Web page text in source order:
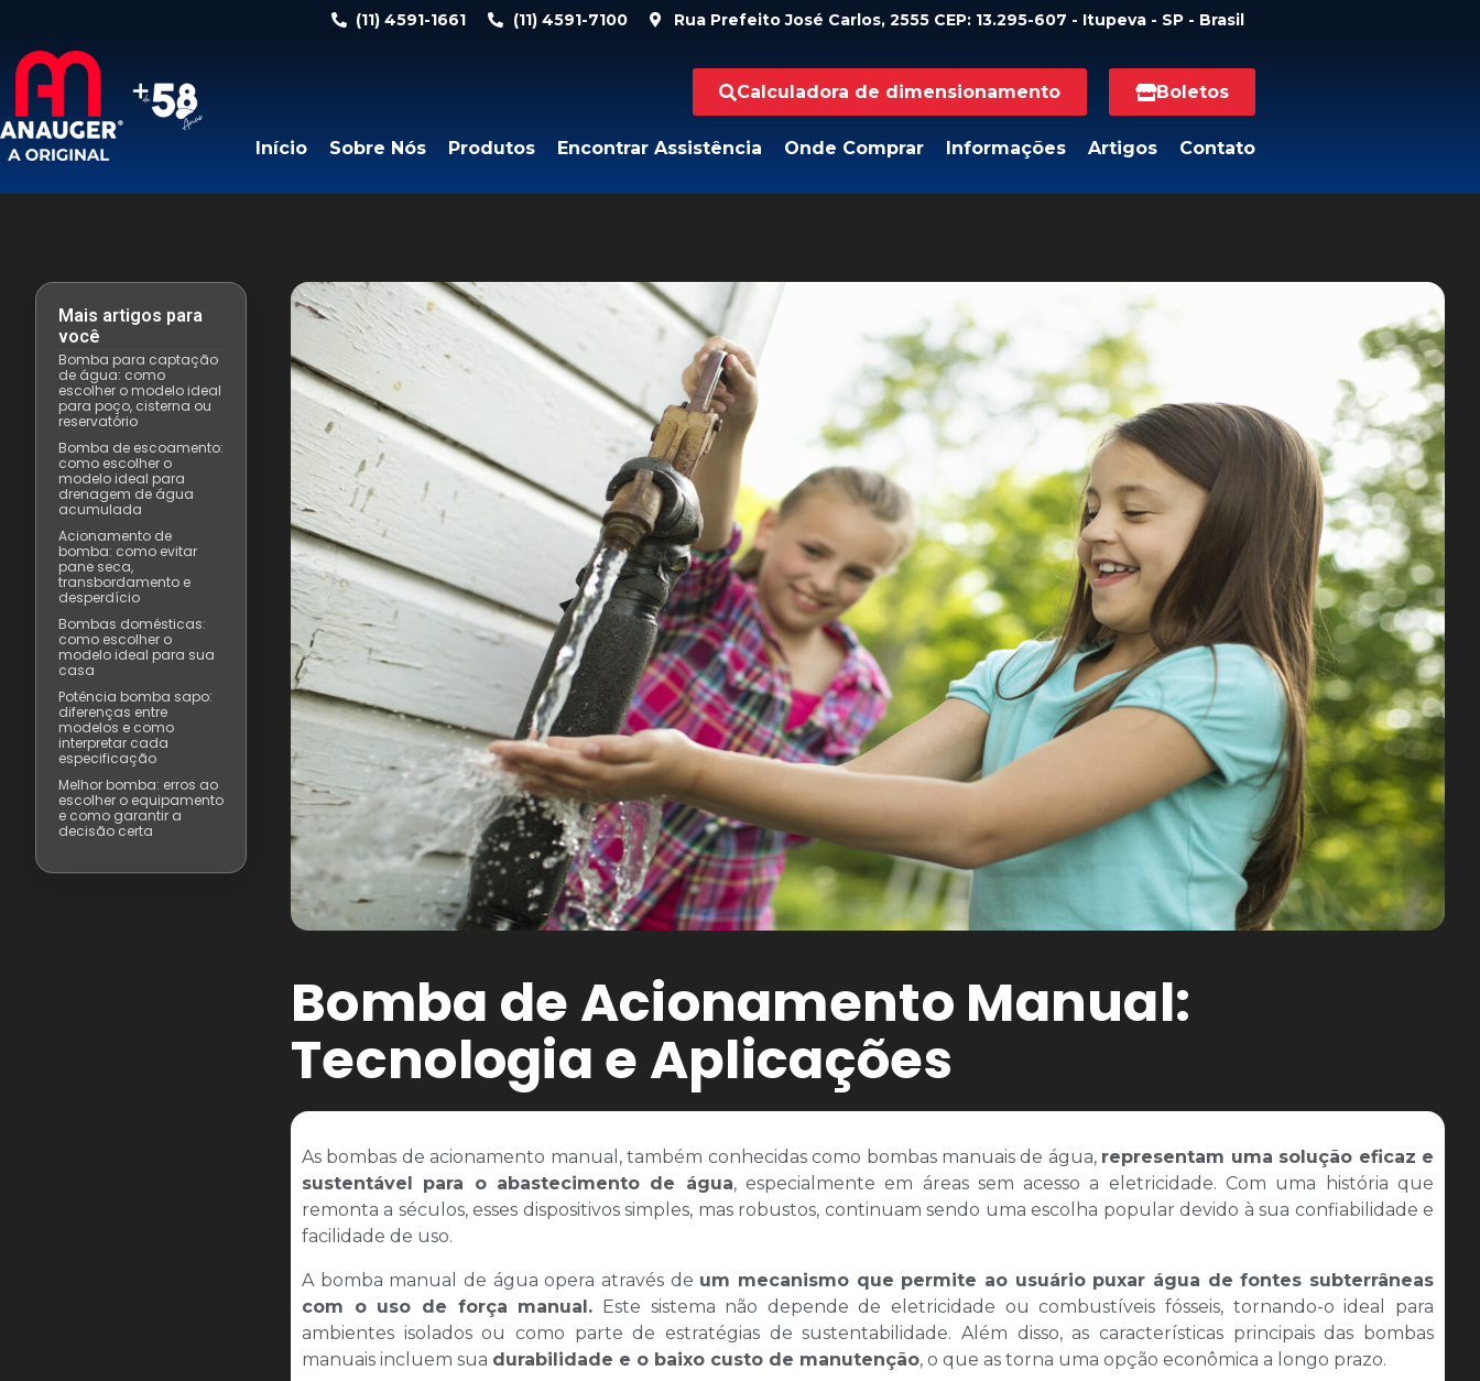
(11) 4591-1661 (11) 4591-7100 Rua Prefeito José Carlos, 2555 CEP: 13.295-607 - Itupeva - SP - Brasil
Calculadora de dimensionamento Boletos
Início Sobre Nós Produtos Encontrar Assistência Onde Comprar Informações Artigos Contato
Mais artigos para
você
Bomba para captação
de água: como
escolher o modelo ideal
para poço, cisterna ou
reservatório
Bomba de escoamento:
como escolher o
modelo ideal para
drenagem de água
acumulada
Acionamento de
bomba: como evitar
pane seca,
transbordamento e
desperdício
Bombas domésticas:
como escolher o
modelo ideal para sua
casa
Potência bomba sapo:
diferenças entre
modelos e como
interpretar cada
especificação
Melhor bomba: erros ao
escolher o equipamento
e como garantir a
decisão certa
Bomba de Acionamento Manual:
Tecnologia e Aplicações
As bombas de acionamento manual, também conhecidas como bombas manuais de água, representam uma solução eficaz e
sustentável para o abastecimento de água, especialmente em áreas sem acesso a eletricidade. Com uma história que
remonta a séculos, esses dispositivos simples, mas robustos, continuam sendo uma escolha popular devido à sua confiabilidade e
facilidade de uso.
A bomba manual de água opera através de um mecanismo que permite ao usuário puxar água de fontes subterrâneas
com o uso de força manual. Este sistema não depende de eletricidade ou combustíveis fósseis, tornando-o ideal para
ambientes isolados ou como parte de estratégias de sustentabilidade. Além disso, as características principais das bombas
manuais incluem sua durabilidade e o baixo custo de manutenção, o que as torna uma opção econômica a longo prazo.